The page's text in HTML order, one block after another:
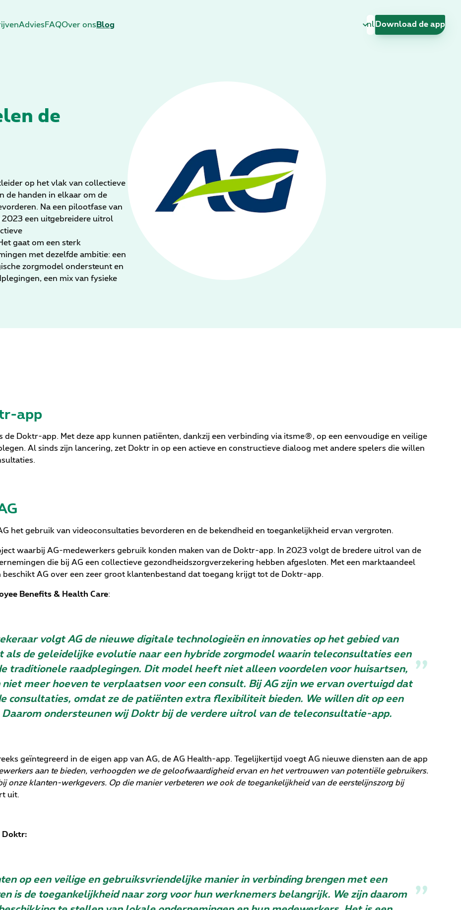
Advies FAQOver ons Blog
Taal wijzigen
Download de app
de
op het vlak van collectieve
de handen in elkaar om de
Na een pilootfase van
een uitgebreidere uitrol
gaat om een sterk
met dezelfde ambitie: een
zorgmodel ondersteunt en
een mix van fysieke
app
de Doktr-app. Met deze app kunnen patiënten, dankzij een verbinding via itsme®, op een eenvoudige en veilige
Al sinds zijn lancering, zet Doktr in op een actieve en constructieve dialoog met andere spelers die willen
het gebruik van videoconsultaties bevorderen en de bekendheid en toegankelijkheid ervan vergroten.
waarbij AG-medewerkers gebruik konden maken van de Doktr-app. In 2023 volgt de bredere uitrol van de
die bij AG een collectieve gezondheidszorgverzekering hebben afgesloten. Met een marktaandeel
AG over een zeer groot klantenbestand dat toegang krijgt tot de Doktr-app.
Benefits & Health Care:
volgt AG de nieuwe digitale technologieën en innovaties op het gebied van
als de geleidelijke evolutie naar een hybride zorgmodel waarin teleconsultaties een
traditionele raadplegingen. Dit model heeft niet alleen voordelen voor huisartsen,
meer hoeven te verplaatsen voor een consult. Bij AG zijn we ervan overtuigd dat
consultaties, omdat ze de patiënten extra flexibiliteit bieden. We willen dit op een
ondersteunen wij Doktr bij de verdere uitrol van de teleconsultatie-app.
geïntegreerd in de eigen app van AG, de AG Health-app. Tegelijkertijd voegt AG nieuwe diensten aan de app
aan te bieden, verhoogden we de geloofwaardigheid ervan en het vertrouwen van potentiële gebruikers.
onze klanten-werkgevers. Op die manier verbeteren we ook de toegankelijkheid van de eerstelijnszorg bij
uit.
Doktr:
op een veilige en gebruiksvriendelijke manier in verbinding brengen met een
is de toegankelijkheid naar zorg voor hun werknemers belangrijk. We zijn daarom